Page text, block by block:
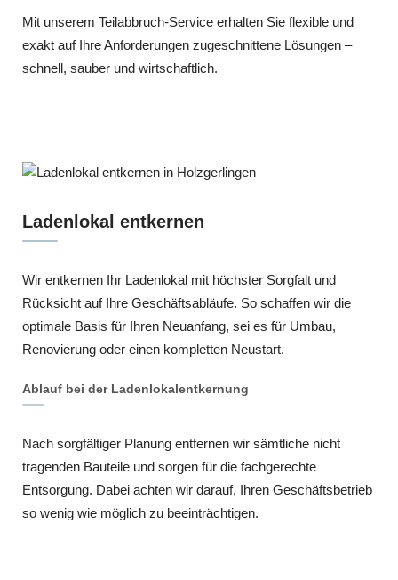
Mit unserem Teilabbruch-Service erhalten Sie flexible und
exakt auf Ihre Anforderungen zugeschnittene Lösungen –
schnell, sauber und wirtschaftlich.
Ladenlokal entkernen
Wir entkernen Ihr Ladenlokal mit höchster Sorgfalt und
Rücksicht auf Ihre Geschäftsabläufe. So schaffen wir die
optimale Basis für Ihren Neuanfang, sei es für Umbau,
Renovierung oder einen kompletten Neustart.
Ablauf bei der Ladenlokalentkernung
Nach sorgfältiger Planung entfernen wir sämtliche nicht
tragenden Bauteile und sorgen für die fachgerechte
Entsorgung. Dabei achten wir darauf, Ihren Geschäftsbetrieb
so wenig wie möglich zu beeinträchtigen.